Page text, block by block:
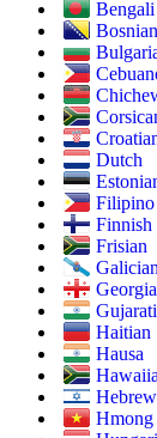
Bengali
Bosnian
Dutch
Filipino
Finnish
Frisian
Galician
Gujarati
Haitian
Hausa
Hebrew
Hmong